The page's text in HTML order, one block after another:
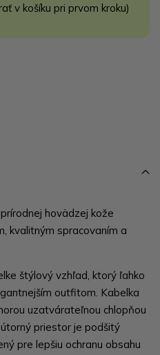
v košíku pri prvom kroku)
hovädzej kože
kvalitným spracovaním a
štýlový vzhľad, ktorý ľahko
outfitom. Kabelka
uzatvárateľnou chlopňou
priestor je podšitý
pre lepšiu ochranu obsahu